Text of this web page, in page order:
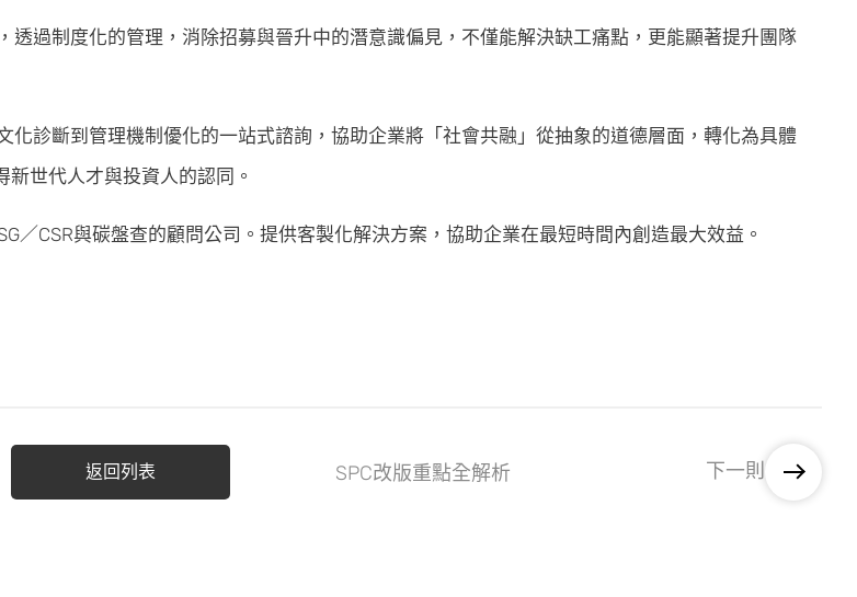
透過制度化的管理，消除招募與晉升中的潛意識偏見，不僅能解決缺工痛點，更能顯著提升團隊
診斷到管理機制優化的一站式諮詢，協助企業將「社會共融」從抽象的道德層面，轉化為具體
世代人才與投資人的認同。
／CSR與碳盤查的顧問公司。提供客製化解決方案，協助企業在最短時間內創造最大效益。
返回列表 下一則
SPC改版重點全解析